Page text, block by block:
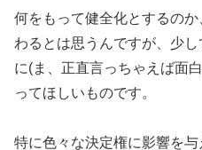
何をもって健全化とするの
わるとは思うんですが、少
に(ま、正直言っちゃえば面
ってほしいものです。
特に色々な決定権に影響を与